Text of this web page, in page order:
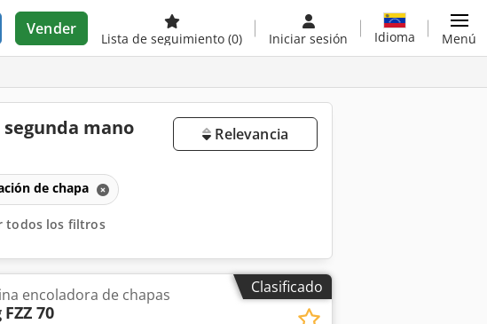
Vender
Lista de seguimiento (0) Iniciar sesión Idioma Menú
mano
Relevancia
de chapa
todos los filtros
Clasificado
encoladora de chapas
FZZ 70